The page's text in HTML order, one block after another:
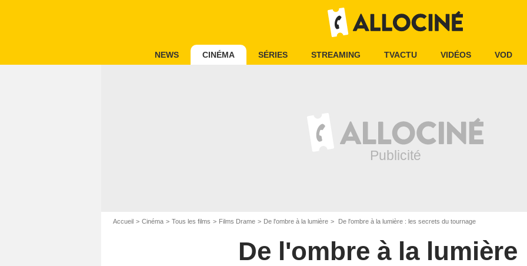
NEWS CINÉMA SÉRIES STREAMING TVACTU VIDÉOS VOD
Accueil Cinéma Tous les films Films Drame De l'ombre à la lumière De l'ombre à la lumière : les secrets du tournage
De l'ombre à la lumière